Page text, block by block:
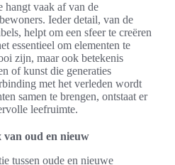
hangt vaak af van de
Ieder detail, van de
helpt om een sfeer te creëren
essentieel om elementen te
zijn, maar ook betekenis
of kunst die generaties
met het verleden wordt
samen te brengen, ontstaat er
leefruimte.
van oud en nieuw
tussen oude en nieuwe